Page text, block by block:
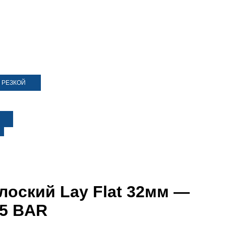
Lay Flat 32мм —
BAR